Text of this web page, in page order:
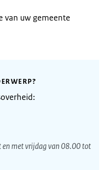
van uw gemeente
met vrijdag van 08.00 tot